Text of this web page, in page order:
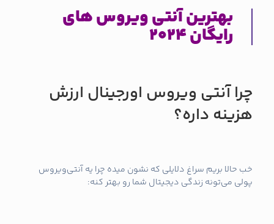
بهترین آنتی‌ ویروس‌ های
رایگان 2024
چرا آنتی ویروس اورجینال ارزش
هزینه داره؟
خب حالا بریم سراغ دلایلی که نشون میده چرا یه آنتی‌ویروس
پولی می‌تونه زندگی دیجیتال شما رو بهتر کنه: